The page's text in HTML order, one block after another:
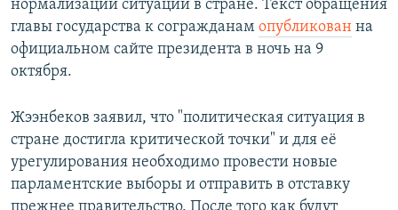
нормализации ситуации в стране. Текст обращения
главы государства к согражданам опубликован на
официальном сайте президента в ночь на 9
октября.
Жээнбеков заявил, что "политическая ситуация в
стране достигла критической точки" и для её
урегулирования необходимо провести новые
парламентские выборы и отправить в отставку